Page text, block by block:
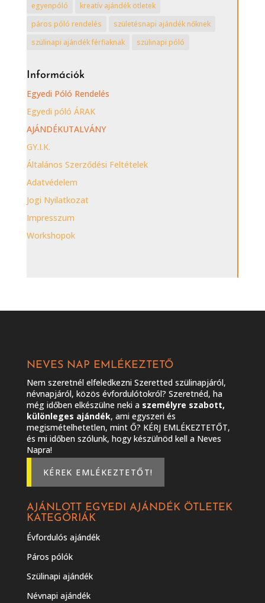
egyenpóló
kreatív ajándék ötletek
páros póló rendelés
születésnapi ajándék nőknek
szülinapi ajándék férfiaknak
szülinapi póló
Információk
Egyedi Póló Rendelés
Egyedi póló ÁRAK
AJÁNDÉKUTALVÁNY
GY.I.K.
Általános Szerződési Feltételek
Adatvédelem
Jogi Nyilatkozat
Impresszum
Workshopok
NEVES NAP EMLÉKEZTETŐ
Nem szeretnél elfeledkezni Szeretted szülinapjáról,
névnapjáról, közös évfordulótokról? Szeretnéd, ha
még időben elkészülne neki a személyre szabott,
különleges ajándék, ami egyszeri és
megismételhetetlen, mint Ő? KÉRJ EMLÉKEZTETŐT,
és mi időben szólunk, hogy készülnöd kell a Neves
Napra!
KÉREK EMLÉKEZTETŐT!
AJÁNLOTT EGYEDI AJÁNDÉK ÖTLETEK
KATEGÓRIÁK
Évfordulós ajándék
Páros pólók
Szülinapi ajándék
Névnapi ajándék